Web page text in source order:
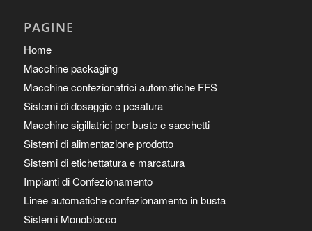
PAGINE
Home
Macchine packaging
Macchine confezionatrici automatiche FFS
Sistemi di dosaggio e pesatura
Macchine sigillatrici per buste e sacchetti
Sistemi di alimentazione prodotto
Sistemi di etichettatura e marcatura
Impianti di Confezionamento
Linee automatiche confezionamento in busta
Sistemi Monoblocco